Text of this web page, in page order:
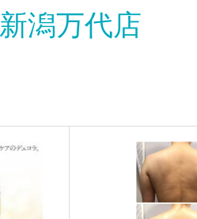
新潟万代店